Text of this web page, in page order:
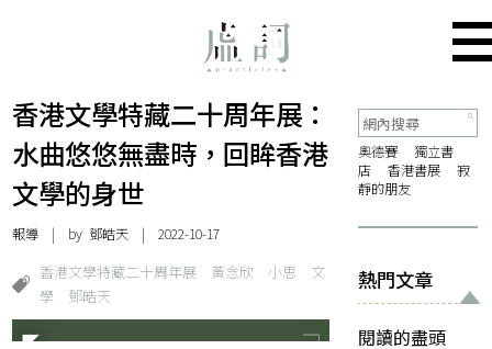
香港文學特藏二十周年展：
水曲悠悠無盡時，回眸香港
文學的身世
報導 | by 鄧皓天 | 2022-10-17
香港文學特藏二十周年展 黃念欣 小思
文
學
鄧皓天
奧德賽
獨立書
店
香港書展
寂
靜的朋友
熱門文章
閱讀的盡頭